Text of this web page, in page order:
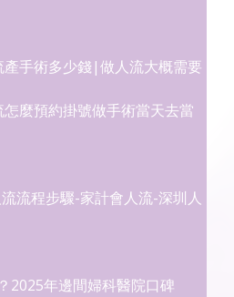
手術多少錢|做人流大概需要
麼預約掛號做手術當天去當
流程步驟-家計會人流-深圳人
2025年邊間婦科醫院口碑